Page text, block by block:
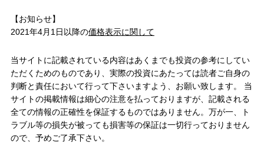
【お知らせ】
2021年4月1日以降の価格表示に関して
当サイトに記載されている内容はあくまでも投資の参考にしてい
ただくためのものであり、実際の投資にあたっては読者ご自身の
判断と責任において行って下さいますよう、お願い致します。 当
サイトの掲載情報は細心の注意を払っておりますが、記載される
全ての情報の正確性を保証するものではありません。万が一、ト
ラブル等の損失が被っても損害等の保証は一切行っておりません
ので、予めご了承下さい。